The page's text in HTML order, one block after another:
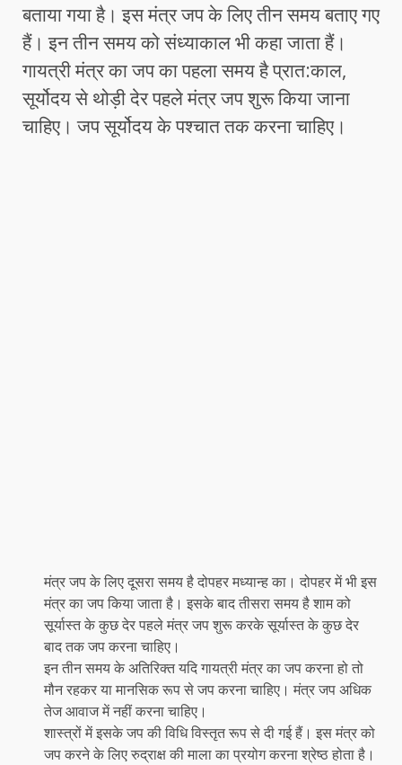
बताया गया है। इस मंत्र जप के लिए तीन समय बताए गए
हैं। इन तीन समय को संध्याकाल भी कहा जाता हैं।
गायत्री मंत्र का जप का पहला समय है प्रात:काल,
सूर्योदय से थोड़ी देर पहले मंत्र जप शुरू किया जाना
चाहिए। जप सूर्योदय के पश्चात तक करना चाहिए।
मंत्र जप के लिए दूसरा समय है दोपहर मध्यान्ह का। दोपहर में भी इस
मंत्र का जप किया जाता है। इसके बाद तीसरा समय है शाम को
सूर्यास्त के कुछ देर पहले मंत्र जप शुरू करके सूर्यास्त के कुछ देर
बाद तक जप करना चाहिए।
इन तीन समय के अतिरिक्त यदि गायत्री मंत्र का जप करना हो तो
मौन रहकर या मानसिक रूप से जप करना चाहिए। मंत्र जप अधिक
तेज आवाज में नहीं करना चाहिए।
शास्त्रों में इसके जप की विधि विस्तृत रूप से दी गई हैं। इस मंत्र को
जप करने के लिए रुद्राक्ष की माला का प्रयोग करना श्रेष्ठ होता है।